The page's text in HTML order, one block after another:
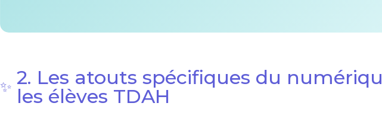
✨ 2. Les atouts spécifiques du
les élèves TDAH